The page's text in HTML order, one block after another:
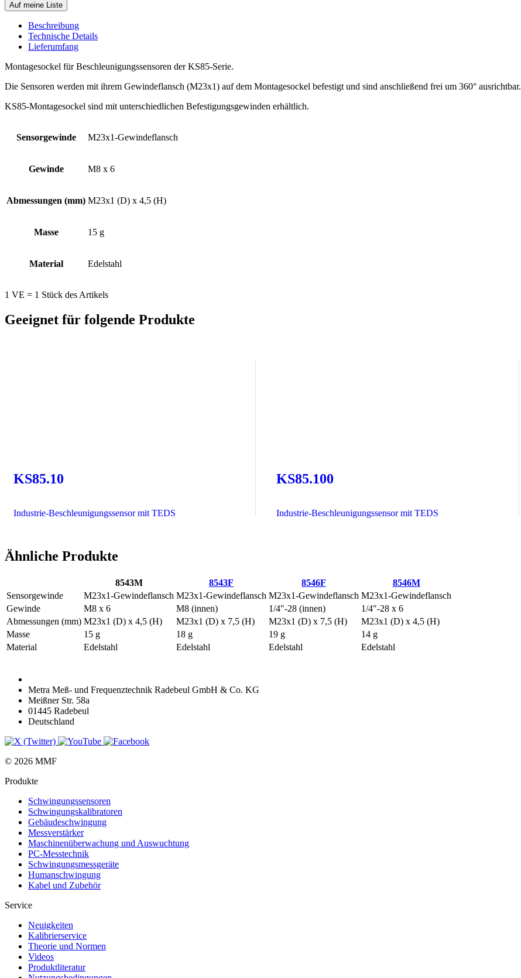
Auf meine Liste
Beschreibung
Technische Details
Lieferumfang
Montagesockel für Beschleunigungssensoren der KS85-Serie.
Die Sensoren werden mit ihrem Gewindeflansch (M23x1) auf dem Montagesockel befestigt und sind anschließend frei um 360° ausrichtbar.
KS85-Montagesockel sind mit unterschiedlichen Befestigungsgewinden erhältlich.
Sensorgewinde M23x1-Gewindeflansch
Gewinde M8 x 6
Abmessungen (mm) M23x1 (D) x 4,5 (H)
Masse 15 g
Material Edelstahl
1 VE = 1 Stück des Artikels
Geeignet für folgende Produkte
KS85.10
Industrie-Beschleunigungssensor mit TEDS
KS85.100
Industrie-Beschleunigungssensor mit TEDS
Ähnliche Produkte
8543M 8543F 8546F
8546M
Sensorgewinde
M23x1-Gewindeflansch M23x1-Gewindeflansch M23x1-Gewindeflansch M23x1-Gewindeflansch
Gewinde
M8 x 6 M8 (innen) 1/4"-28 (innen)
1/4"-28 x 6
Abmessungen (mm) M23x1 (D) x 4,5 (H) M23x1 (D) x 7,5 (H) M23x1 (D) x 7,5 (H)
M23x1 (D) x 4,5 (H)
Masse
15 g 18 g 19 g
14 g
Material
Edelstahl Edelstahl Edelstahl Edelstahl
Metra Meß- und Frequenztechnik Radebeul GmbH & Co. KG
Meißner Str. 58a
01445 Radebeul
Deutschland
© 2026 MMF
Produkte
Schwingungs­sensoren
Schwingungs­kalibratoren
Gebäude­schwingung
Messverstärker
Maschinen­überwachung und Auswuchtung
PC-Messtechnik
Schwingungs­messgeräte
Human­schwingung
Kabel und Zubehör
Service
Neuigkeiten
Kalibrier­service
Theorie und Normen
Videos
Produkt­literatur